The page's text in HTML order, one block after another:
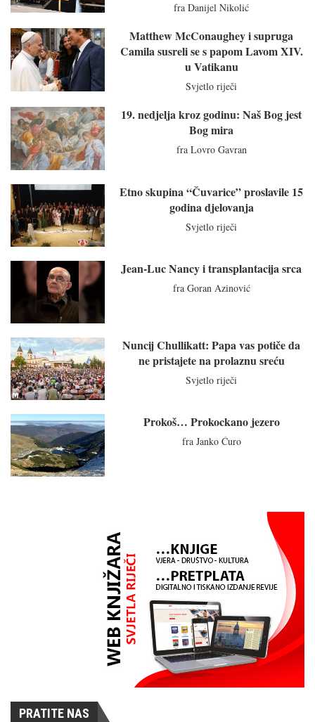
fra Danijel Nikolić
Matthew McConaughey i supruga
Camila susreli se s papom Lavom XIV.
u Vatikanu
Svjetlo riječi
19. nedjelja kroz godinu: Naš Bog jest
Bog mira
fra Lovro Gavran
Etno skupina “Čuvarice” proslavile 15
godina djelovanja
Svjetlo riječi
Jean-Luc Nancy i transplantacija srca
fra Goran Azinović
Nuncij Chullikatt: Papa vas potiče da
ne pristajete na prolaznu sreću
Svjetlo riječi
Prokoš… Prokockano jezero
fra Janko Ćuro
PRATITE NAS